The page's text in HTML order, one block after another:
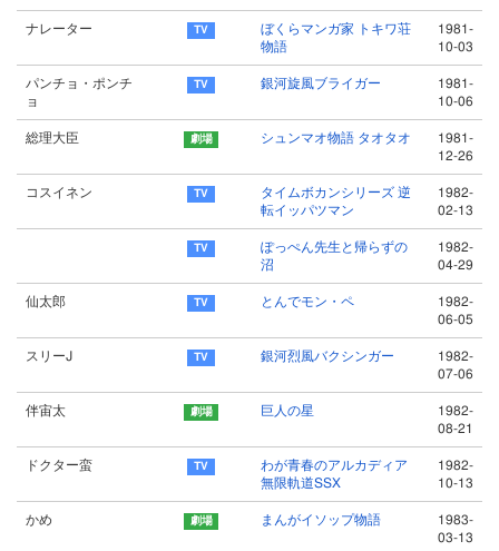
ナレーター
ぼくらマンガ家 トキワ荘
物語
1981-
10-03
パンチョ・ポンチ
ョ
銀河旋風ブライガー
1981-
10-06
総理大臣 シュンマオ物語 タオタオ
1981-
12-26
コスイネン
タイムボカンシリーズ 逆
転イッパツマン
1982-
02-13
ぽっぺん先生と帰らずの
沼
1982-
04-29
仙太郎 とんでモン・ペ
1982-
06-05
スリーJ 銀河烈風バクシンガー
1982-
07-06
伴宙太 巨人の星
1982-
08-21
ドクター蛮
わが青春のアルカディア
無限軌道SSX
1982-
10-13
かめ まんがイソップ物語
1983-
03-13